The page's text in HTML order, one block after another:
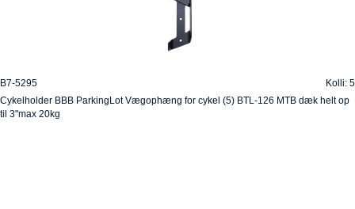
B7-5295
Kolli: 5
Cykelholder BBB ParkingLot Vægophæng for cykel (5) BTL-126 MTB dæk helt op
til 3"max 20kg